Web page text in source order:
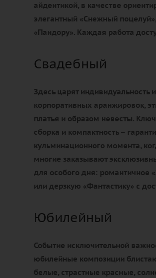
айдентикой, в качестве
элегантный «Снежный
«Пандору». Каждая работа
Свадебный
Здесь царят индивидуальность
корпоративных аранжировок,
платья и образом невесты.
сборка и компактность –
кульминационного момента,
многие заказывают
для особого дня: романтичное
или дерзкую «Фантастику» с
Юбилейный
Событие исключительной
юбилейные композиции
белые, страстные красные,